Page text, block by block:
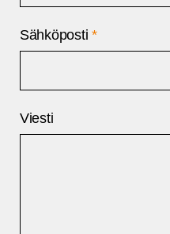
Sähköposti*
Viesti